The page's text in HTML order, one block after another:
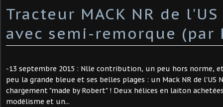
Tracteur MACK NR de l'US
avec semi-remorque (par
-13 septembre 2015 : Nlle contribution, un peu hors norme,
peu la grande bleue et ses belles plages : un Mack NR de l'US
chargement "made by Robert" ! Deux hélices en laiton
modélisme et un...